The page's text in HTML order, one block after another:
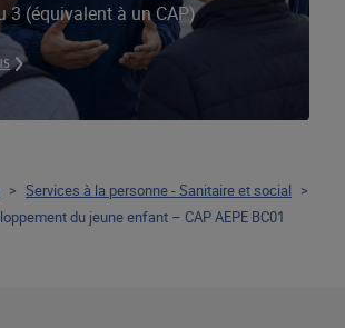
3 (équivalent à un CAP)
> Services à la personne - Sanitaire et social >
du jeune enfant – CAP AEPE BC01